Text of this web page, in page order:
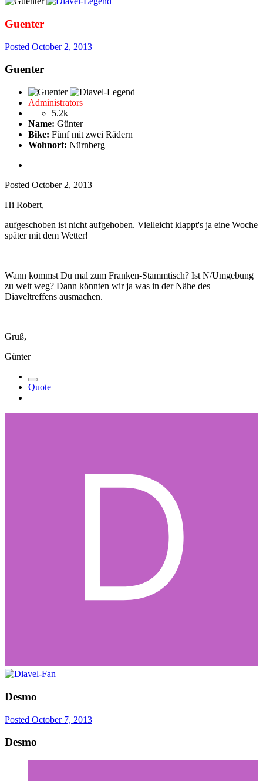
Guenter
Posted October 2, 2013
Guenter
Administrators
5.2k
Name: Günter
Bike: Fünf mit zwei Rädern
Wohnort: Nürnberg
Posted October 2, 2013
Hi Robert,
aufgeschoben ist nicht aufgehoben. Vielleicht klappt's ja eine Woche
später mit dem Wetter!
Wann kommst Du mal zum Franken-Stammtisch? Ist N/Umgebung
zu weit weg? Dann könnten wir ja was in der Nähe des
Diaveltreffens ausmachen.
Gruß,
Günter
Quote
Desmo
Posted October 7, 2013
Desmo